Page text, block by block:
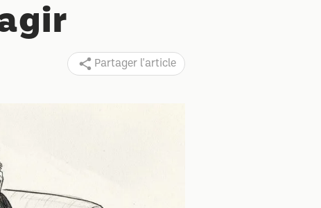
Partager l'article